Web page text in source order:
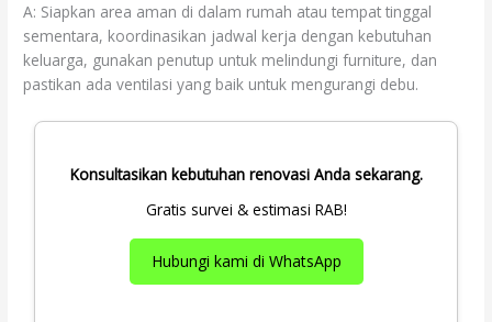
A: Siapkan area aman di dalam rumah atau tempat tinggal
sementara, koordinasikan jadwal kerja dengan kebutuhan
keluarga, gunakan penutup untuk melindungi furniture, dan
pastikan ada ventilasi yang baik untuk mengurangi debu.
Konsultasikan kebutuhan renovasi Anda sekarang.
Gratis survei & estimasi RAB!
Hubungi kami di WhatsApp